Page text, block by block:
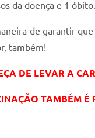
da doença e 1 óbito.
de garantir
também!
DE LEVAR A
TAMBÉM É